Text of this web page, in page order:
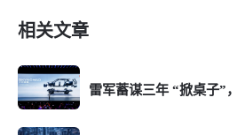
相关文章
雷军蓄谋三年 “掀桌子”